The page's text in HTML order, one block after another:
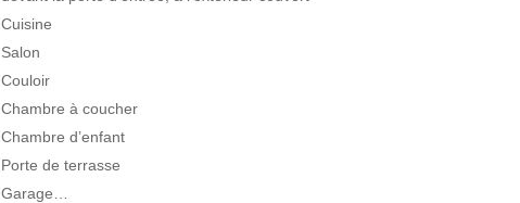
Cuisine
Salon
Couloir
Chambre à coucher
Chambre d’enfant
Porte de terrasse
Garage…